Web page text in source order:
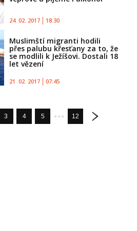
24. 02. 2017 18:30
Muslimští migranti hodili
přes palubu křesťany za to, že
se modlili k Ježíšovi. Dostali 18
let vězení
21. 02. 2017 07:45
3 4 5 12